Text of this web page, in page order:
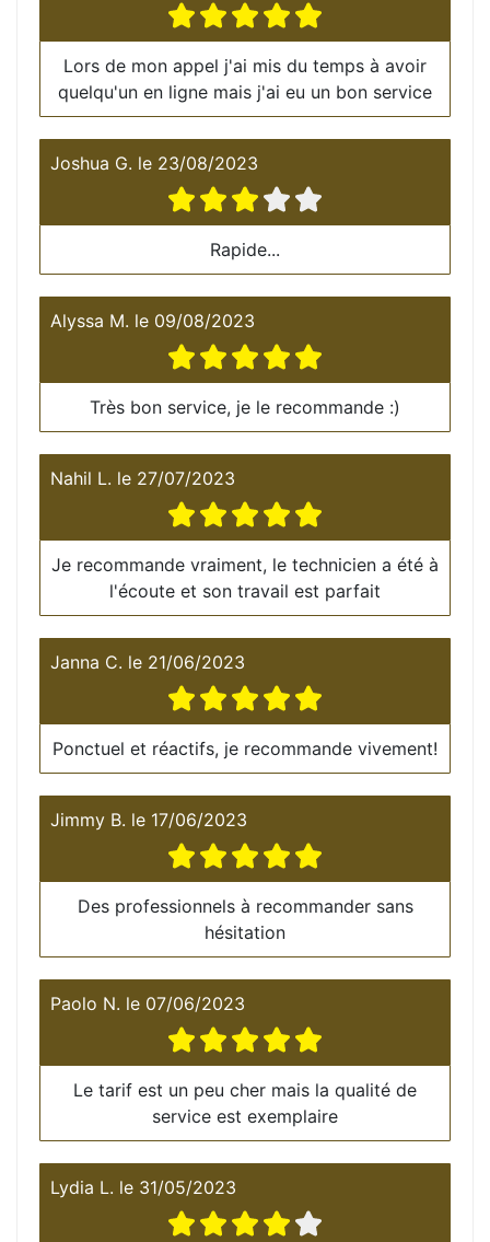
Lors de mon appel j'ai mis du temps à avoir
quelqu'un en ligne mais j'ai eu un bon service
Joshua G. le 23/08/2023
Rapide...
Alyssa M. le 09/08/2023
Très bon service, je le recommande :)
Nahil L. le 27/07/2023
Je recommande vraiment, le technicien a été à
l'écoute et son travail est parfait
Janna C. le 21/06/2023
Ponctuel et réactifs, je recommande vivement!
Jimmy B. le 17/06/2023
Des professionnels à recommander sans
hésitation
Paolo N. le 07/06/2023
Le tarif est un peu cher mais la qualité de
service est exemplaire
Lydia L. le 31/05/2023